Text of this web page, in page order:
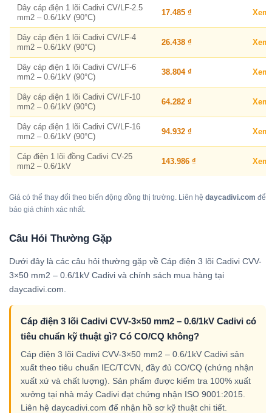
Dây cáp điện 1 lõi Cadivi CV/LF-2.5
mm2 – 0.6/1kV (90°C)
17.485 ₫
Dây cáp điện 1 lõi Cadivi CV/LF-4
mm2 – 0.6/1kV (90°C)
26.438 ₫
Dây cáp điện 1 lõi Cadivi CV/LF-6
mm2 – 0.6/1kV (90°C)
38.804 ₫
Dây cáp điện 1 lõi Cadivi CV/LF-10
mm2 – 0.6/1kV (90°C)
64.282 ₫
Dây cáp điện 1 lõi Cadivi CV/LF-16
mm2 – 0.6/1kV (90°C)
94.932 ₫
Cáp điện 1 lõi đồng Cadivi CV-25
mm2 – 0.6/1kV
143.986 ₫
Giá có thể thay đổi theo biến động đồng thị trường. Liên hệ daycadivi.com để
báo giá chính xác nhất.
Câu Hỏi Thường Gặp
Dưới đây là các câu hỏi thường gặp về Cáp điện 3 lõi Cadivi CVV-
3×50 mm2 – 0.6/1kV Cadivi và chính sách mua hàng tại
daycadivi.com.
Cáp điện 3 lõi Cadivi CVV-3×50 mm2 – 0.6/1kV Cadivi có
tiêu chuẩn kỹ thuật gì? Có CO/CQ không?
Cáp điện 3 lõi Cadivi CVV-3×50 mm2 – 0.6/1kV Cadivi sản
xuất theo tiêu chuẩn IEC/TCVN, đầy đủ CO/CQ (chứng nhận
xuất xứ và chất lượng). Sản phẩm được kiểm tra 100% xuất
xưởng tại nhà máy Cadivi đạt chứng nhận ISO 9001:2015.
Liên hệ daycadivi.com để nhận hồ sơ kỹ thuật chi tiết.